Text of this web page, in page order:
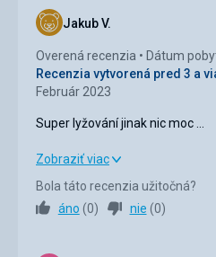
Ubytovanie
Služby
Šport
Cena
Strava
Dobré...hlídal Ital aby jsme
měli... nedoplňovali některé
Jakub V.
Overená recenzia
Dátum
Recenzia vytvorená pred 3 a
Február 2023
Super lyžování jinak nic moc …
Super lyžování jinak nic moc …
Strava
Zobraziť viac
Bola táto recenzia užitočná?
áno (0) nie (0)